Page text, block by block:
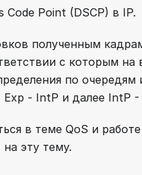
Point (DSCP) в IP.
полученным
с которым на
по очередям
- IntP и далее IntP -
в теме QoS и
на эту тему.